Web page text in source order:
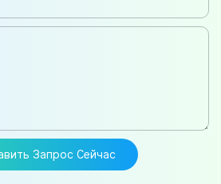
Запрос Сейчас